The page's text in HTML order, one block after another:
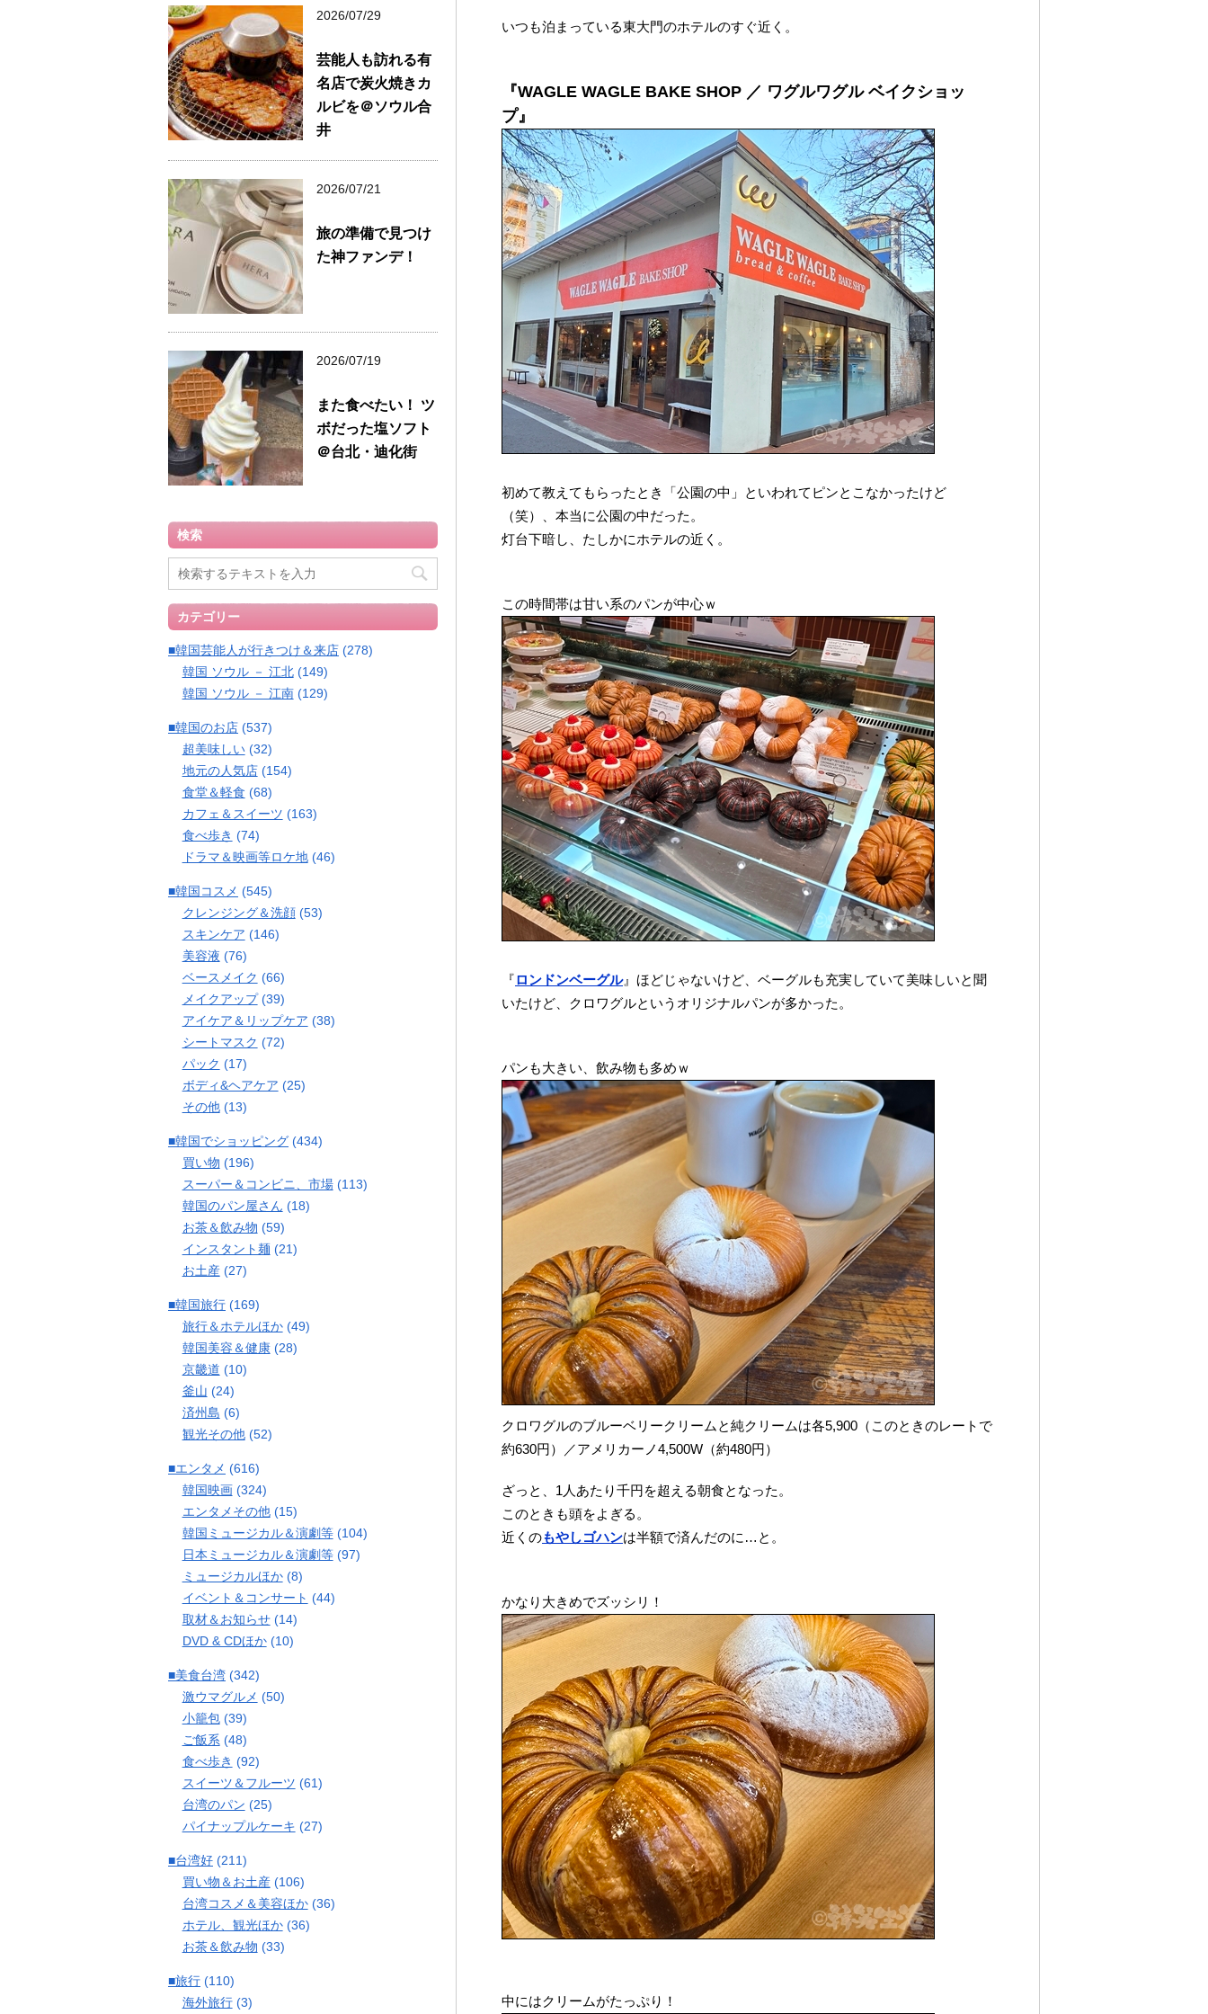
いつも泊まっている東大門のホテルのすぐ近く。
『WAGLE WAGLE BAKE SHOP ／ ワグルワグル ベイクショッ
プ』
初めて教えてもらったとき「公園の中」といわれてピンとこなかったけど
（笑）、本当に公園の中だった。
灯台下暗し、たしかにホテルの近く。
この時間帯は甘い系のパンが中心ｗ
『ロンドンベーグル』ほどじゃないけど、ベーグルも充実していて美味しいと聞
いたけど、クロワグルというオリジナルパンが多かった。
パンも大きい、飲み物も多めｗ
クロワグルのブルーベリークリームと純クリームは各5,900（このときのレートで
約630円）／アメリカーノ4,500W（約480円）
ざっと、1人あたり千円を超える朝食となった。
このときも頭をよぎる。
近くのもやしゴハンは半額で済んだのに…と。
かなり大きめでズッシリ！
中にはクリームがたっぷり！
2026/07/29
芸能人も訪れる有
名店で炭火焼きカ
ルビを＠ソウル合
井
2026/07/21
旅の準備で見つけ
た神ファンデ！
2026/07/19
また食べたい！ ツ
ボだった塩ソフト
＠台北・迪化街
検索
カテゴリー
■韓国芸能人が行きつけ＆来店 (278)
韓国 ソウル － 江北(149)
韓国 ソウル － 江南(129)
■韓国のお店 (537)
超美味しい(32)
地元の人気店(154)
食堂＆軽食 (68)
カフェ＆スイーツ (163)
食べ歩き (74)
ドラマ＆映画等ロケ地(46)
■韓国コスメ (545)
クレンジング＆洗顔(53)
スキンケア (146)
美容液 (76)
ベースメイク (66)
メイクアップ(39)
アイケア＆リップケア (38)
シートマスク (72)
パック (17)
ボディ&ヘアケア (25)
その他(13)
■韓国でショッピング (434)
買い物 (196)
スーパー＆コンビニ、市場(113)
韓国のパン屋さん (18)
お茶＆飲み物 (59)
インスタント麺(21)
お土産(27)
■韓国旅行 (169)
旅行＆ホテルほか(49)
韓国美容＆健康(28)
京畿道 (10)
釜山 (24)
済州島 (6)
観光その他(52)
■エンタメ (616)
韓国映画(324)
エンタメその他(15)
韓国ミュージカル＆演劇等(104)
日本ミュージカル＆演劇等(97)
ミュージカルほか(8)
イベント＆コンサート (44)
取材＆お知らせ(14)
DVD & CDほか(10)
■美食台湾 (342)
激ウマグルメ (50)
小籠包(39)
ご飯系 (48)
食べ歩き (92)
スイーツ＆フルーツ (61)
台湾のパン (25)
パイナップルケーキ (27)
■台湾好 (211)
買い物＆お土産(106)
台湾コスメ＆美容ほか(36)
ホテル、観光ほか(36)
お茶＆飲み物 (33)
■旅行 (110)
海外旅行(3)